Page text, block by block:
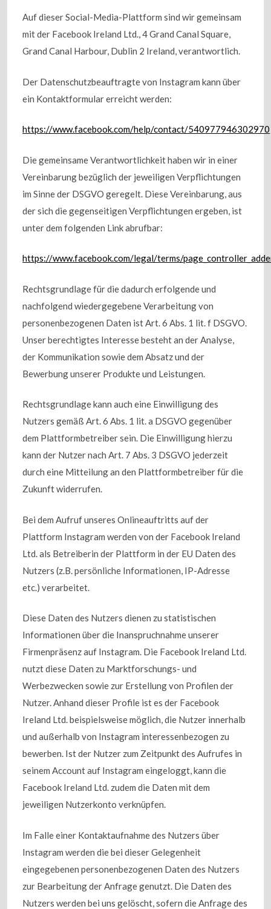
Auf dieser Social-Media-Plattform sind wir gemeinsam
mit der Facebook Ireland Ltd., 4 Grand Canal Square,
Grand Canal Harbour, Dublin 2 Ireland, verantwortlich.
Der Datenschutzbeauftragte von Instagram kann über
ein Kontaktformular erreicht werden:
https://www.facebook.com/help/contact/540977946302970
Die gemeinsame Verantwortlichkeit haben wir in einer
Vereinbarung bezüglich der jeweiligen Verpflichtungen
im Sinne der DSGVO geregelt. Diese Vereinbarung, aus
der sich die gegenseitigen Verpflichtungen ergeben, ist
unter dem folgenden Link abrufbar:
https://www.facebook.com/legal/terms/
Rechtsgrundlage für die dadurch erfolgende und
nachfolgend wiedergegebene Verarbeitung von
personenbezogenen Daten ist Art. 6 Abs. 1 lit. f DSGVO.
Unser berechtigtes Interesse besteht an der Analyse,
der Kommunikation sowie dem Absatz und der
Bewerbung unserer Produkte und Leistungen.
Rechtsgrundlage kann auch eine Einwilligung des
Nutzers gemäß Art. 6 Abs. 1 lit. a DSGVO gegenüber
dem Plattformbetreiber sein. Die Einwilligung hierzu
kann der Nutzer nach Art. 7 Abs. 3 DSGVO jederzeit
durch eine Mitteilung an den Plattformbetreiber für die
Zukunft widerrufen.
Bei dem Aufruf unseres Onlineauftritts auf der
Plattform Instagram werden von der Facebook Ireland
Ltd. als Betreiberin der Plattform in der EU Daten des
Nutzers (z.B. persönliche Informationen, IP-Adresse
etc.) verarbeitet.
Diese Daten des Nutzers dienen zu statistischen
Informationen über die Inanspruchnahme unserer
Firmenpräsenz auf Instagram. Die Facebook Ireland Ltd.
nutzt diese Daten zu Marktforschungs- und
Werbezwecken sowie zur Erstellung von Profilen der
Nutzer. Anhand dieser Profile ist es der Facebook
Ireland Ltd. beispielsweise möglich, die Nutzer innerhalb
und außerhalb von Instagram interessenbezogen zu
bewerben. Ist der Nutzer zum Zeitpunkt des Aufrufes in
seinem Account auf Instagram eingeloggt, kann die
Facebook Ireland Ltd. zudem die Daten mit dem
jeweiligen Nutzerkonto verknüpfen.
Im Falle einer Kontaktaufnahme des Nutzers über
Instagram werden die bei dieser Gelegenheit
eingegebenen personenbezogenen Daten des Nutzers
zur Bearbeitung der Anfrage genutzt. Die Daten des
Nutzers werden bei uns gelöscht, sofern die Anfrage des